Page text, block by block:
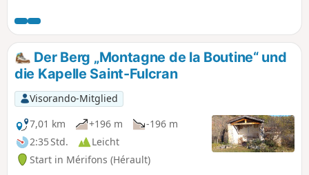
Der Berg „Montagne de la Boutine“ und
die Kapelle Saint-Fulcran
Visorando-Mitglied
7,01 km
+196 m
-196 m
2:35 Std.
Leicht
Start in Mérifons (Hérault)